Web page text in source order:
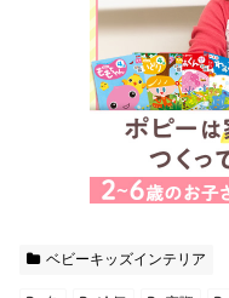
ベビーキッズインテリア